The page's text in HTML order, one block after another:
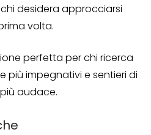
desidera approcciarsi
volta.
perfetta per chi ricerca
più impegnativi e sentieri di
audace.